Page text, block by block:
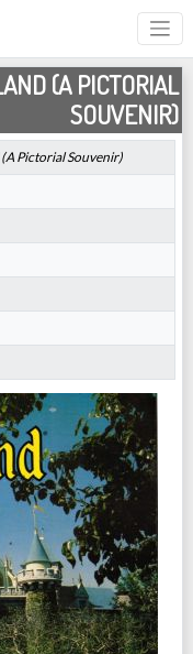
(A PICTORIAL
SOUVENIR)
Pictorial Souvenir)